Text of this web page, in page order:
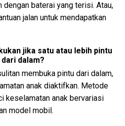
dengan baterai yang terisi. Atau,
jalan untuk mendapatkan
jika satu atau lebih pintu
dalam?
membuka pintu dari dalam,
anak diaktifkan. Metode
keselamatan anak bervariasi
model mobil.